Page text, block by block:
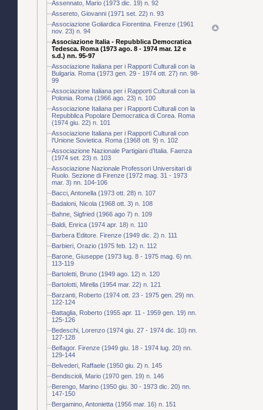
Assennato, Mario (1973 dic. 19) n. 92
Assereto, Giovanni (1971 set. 22) n. 93
Associazione Goliardica Fiorentina. Firenze (1961
nov. 23) n. 94
Associazione Italia - Repubblica Democratica
Tedesca. Roma (1973 ago. 8 - 1974 mar. 12 e
s.d.) nn. 95-97
Associazione Italiana per i Rapporti Culturali con la
Bulgaria. Roma (1973 gen. 29 - 1974 ott. 27) nn. 98-
99
Associazione Italiana per i Rapporti Culturali con la
Polonia. Roma (1966 ago. 23) n. 100
Associazione Italiana per i Rapporti Culturali con la
Repubblica Popolare Democratica di Corea. Roma
(1974 giu. 22) n. 101
Associazione Italiana per i Rapporti Culturali con
l'Unione Sovietica. Roma (1968 ott. 9) n. 102
Associazione Nazionale Partigiani d'Italia. Faenza
(1974 set. 23) n. 103
Associazione Nazionale Professori Universitari di
Ruolo. Sezione di Firenze (1972 mag. 31 - 1973
mar. 3) nn. 104-106
Bacci, Antonella (1973 ott. 28) n. 107
Badaloni, Nicola (1968 ott. 3) n. 108
Bahne, Sigfried (1966 ago 7) n. 109
Baldi, Enrica (1974 apr. 18) n. 110
Barbera Editore. Firenze (1949 dic. 2) n. 111
Barbieri, Orazio (1975 feb. 12) n. 112
Barone, Giuseppe (1973 lug. 8 - 1975 mag. 6) nn.
113-119
Bartoletti, Bruno (1949 ago. 12) n. 120
Bartolotti, Mirella (1954 mar. 22) n. 121
Barzanti, Roberto (1974 ott. 23 - 1975 gen. 29) nn.
122-124
Battaglia, Roberto (1955 apr. 11 - 1959 gen. 19) nn.
125-126
Bedeschi, Lorenzo (1974 giu. 27 - 1974 dic. 10) nn.
127-128
Belfagor. Firenze (1949 giu. 18 - 1974 lug. 20) nn.
129-144
Belvederi, Raffaele (1950 giu. 2) n. 145
Bendiscioli, Mario (1970 gen. 19) n. 146
Berengo, Marino (1950 giu. 30 - 1973 dic. 20) nn.
147-150
Bergamino, Antonietta (1956 mar. 16) n. 151